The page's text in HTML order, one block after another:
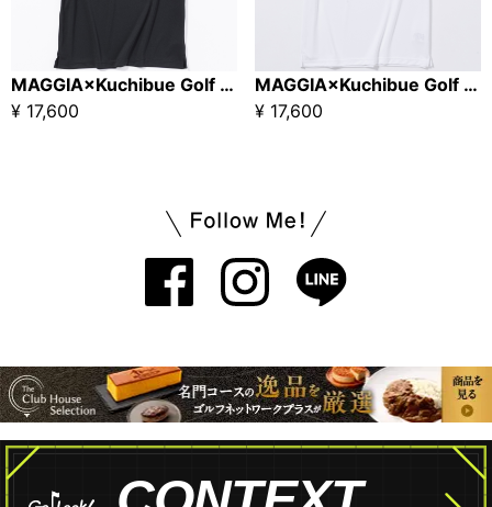
MAGGIA×Kuchibue Golf Gentleman クールマックス鹿の子モックネック ブラック【GO/LOOK!限定販売】
¥ 17,600
MAGGIA×Kuchibue Golf Gentleman クールマックス鹿の子モックネック ホワイト【GO/LOOK!限定販売】
¥ 17,600